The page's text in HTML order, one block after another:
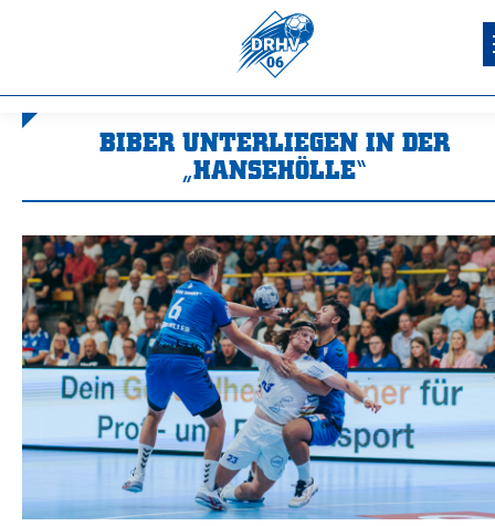
BIBER UNTERLIEGEN IN DER
„HANSEHÖLLE“